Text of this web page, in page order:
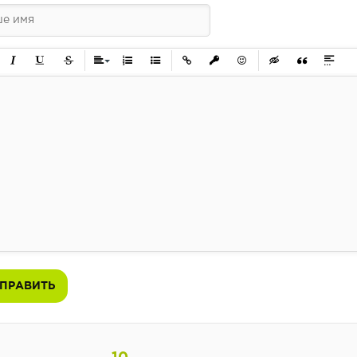
КурсивПодчеркнутый
ЗачеркнутыйВыравнивание
Нумерованный список
Маркированный список
Вставить ссылку
Вставить защищенную
Вставить смайлик
Вставка скрытого
Вставка